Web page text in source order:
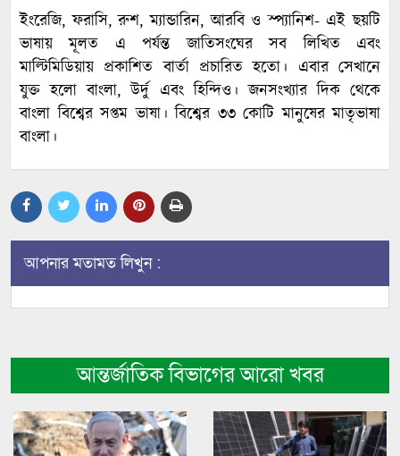
ইংরেজি, ফরাসি, রুশ, ম্যান্ডারিন, আরবি ও স্প্যানিশ- এই ছয়টি
ভাষায় মূলত এ পর্যন্ত জাতিসংঘের সব লিখিত এবং
মাল্টিমিডিয়ায় প্রকাশিত বার্তা প্রচারিত হতো। এবার সেখানে
যুক্ত হলো বাংলা, উর্দু এবং হিন্দিও। জনসংখ্যার দিক থেকে
বাংলা বিশ্বের সপ্তম ভাষা। বিশ্বের ৩৩ কোটি মানুষের মাতৃভাষা
বাংলা।
আপনার মতামত লিখুন :
আন্তর্জাতিক বিভাগের আরো খবর